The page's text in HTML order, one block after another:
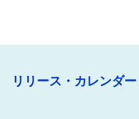
リリース・カレンダー